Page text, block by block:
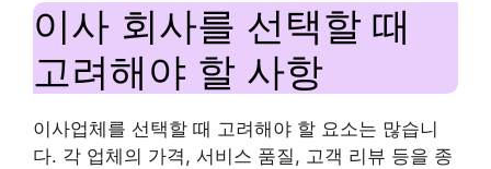
이사 회사를 선택할 때
고려해야 할 사항
이사업체를 선택할 때 고려해야 할 요소는 많습니
다. 각 업체의 가격, 서비스 품질, 고객 리뷰 등을 종